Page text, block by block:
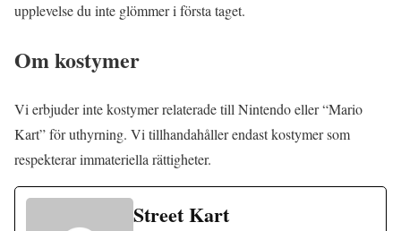
upplevelse du inte glömmer i första taget.
Om kostymer
Vi erbjuder inte kostymer relaterade till Nintendo eller “Mario
Kart” för uthyrning. Vi tillhandahåller endast kostymer som
respekterar immateriella rättigheter.
Street Kart